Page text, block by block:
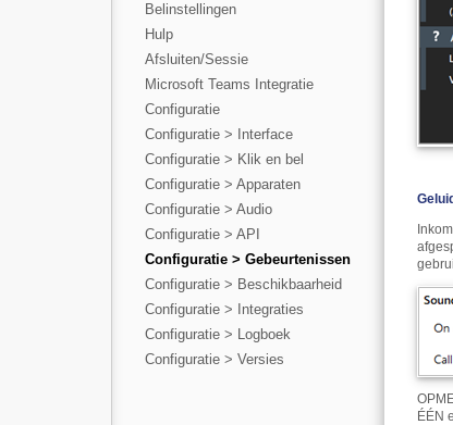
Belinstellingen
Hulp
Afsluiten/Sessie
Microsoft Teams Integratie
Configuratie
Configuratie > Interface
Configuratie > Klik en bel
Configuratie > Apparaten
Configuratie > Audio
Configuratie > API
Configuratie > Gebeurtenissen
Configuratie > Beschikbaarheid
Configuratie > Integraties
Configuratie > Logboek
Configuratie > Versies
ÉÉN